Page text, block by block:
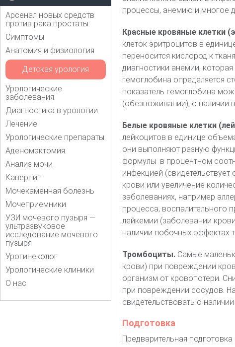
Арсенал новых средств
против рака простаты
Симптомы
Анатомия и физиология
Детская урология
Урологические
заболевания
Диагностика в урологии
Лечение
Урологические препараты
Аденомэктомия
Анализ мочи
Кавернит
Мочекаменная болезнь
Мочеприемники
УЗИ мочевого пузыря —
ультразвуковое
исследование мочевого
пузыря
Урогинеколог
Урологические клиники
О нас
процессы, анемию и многое
Красные кровяные клетки
клеток эритроцитов в
переносится кислород к
диагностики анемии,
гемоглобина определяется
показатель гемоглобина
(обезвоживании), о наличии
Белые кровяные клетки
лейкоцитов в единице
они выполняют разную
формулы в процентном
инфекцией
крови или увеличение
заболеваниях, например
процесса, воспалительного
лейкемии (заболевании
наличии побочных эффектах
Тромбоциты.Самые
крови) при повреждении
организм от кровопотери.
при повреждении сосудов.
свидетельствовать о
Подготовка
Предварительная